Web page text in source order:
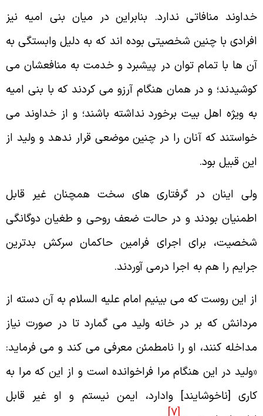
منافاتى ندارد. بنابراين در ميان بنى اميه نيز
با چنين شخصيتى بوده اند كه به دليل وابستگى به
ها با تمام توان در پيشبرد و خدمت به منافعشان مى
و در همان هنگام آرزو مى كردند كه با بنى اميه
ويژه اهل بيت برخورد نداشته باشند؛ و از خداوند مى
كه آنان را در چنين موضعى قرار ندهد و وليد از
قبيل بود.
اينان در گرفتارى هاى سخت همچنان غير قابل
بودند و در حالت ضعف روحى و طغيان دوگانگى
براى اجراى فرامين حاكمان سركش بدترين
را هم به اجرا درمى آوردند.
اين روست كه مى بينيم امام عليه السلام به آن دسته از
كه بر در خانه وليد مى گمارد تا در صورت نياز
كنند، او را نامطمئن معرفى مى كند و مى فرمايد:
در اين هنگام مرا فراخوانده است و از اين كه مرا به
[ناخوشايند] وادارد، ايمن نيستم و او غير قابل